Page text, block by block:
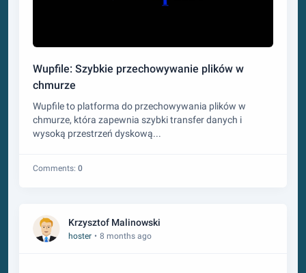
Wupfile: Szybkie przechowywanie plików w
chmurze
Wupfile to platforma do przechowywania plików w
chmurze, która zapewnia szybki transfer danych i
wysoką przestrzeń dyskową...
Comments: 0
Krzysztof Malinowski
hoster • 8 months ago